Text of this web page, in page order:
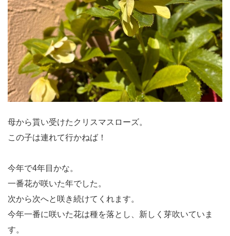
母から貰い受けたクリスマスローズ。
この子は連れて行かねば！
今年で4年目かな。
一番花が咲いた年でした。
次から次へと咲き続けてくれます。
今年一番に咲いた花は種を落とし、新しく芽吹いていま
す。